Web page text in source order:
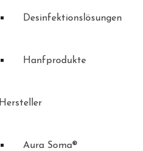
Desinfektionslösungen
Hanfprodukte
Hersteller
Aura Soma®